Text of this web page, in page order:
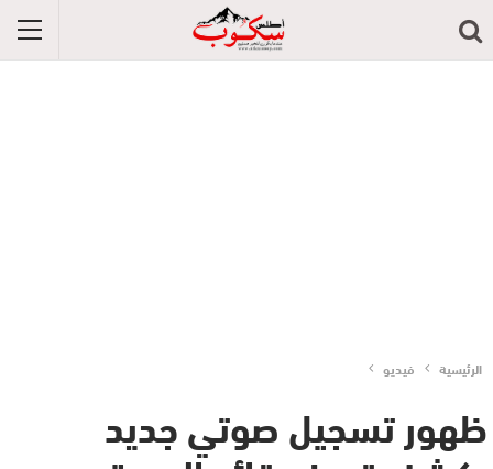
الرئيسية فيديو
ظهور تسجيل صوتي جديد